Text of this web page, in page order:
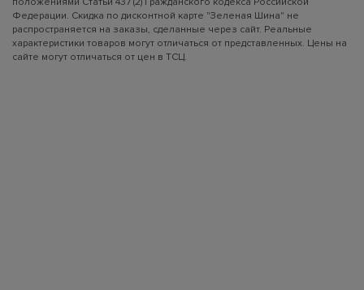
Федерации. Скидка по дисконтной карте "Зеленая Шина" не
распространяется на заказы, сделанные через сайт. Реальные
характеристики товаров могут отличаться от представленных. Цены на
сайте могут отличаться от цен в ТСЦ.